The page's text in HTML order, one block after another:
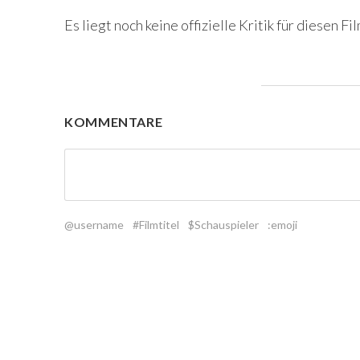
Es liegt noch keine offizielle Kritik für diesen
KOMMENTARE
@username #Filmtitel $Schauspieler :emoji